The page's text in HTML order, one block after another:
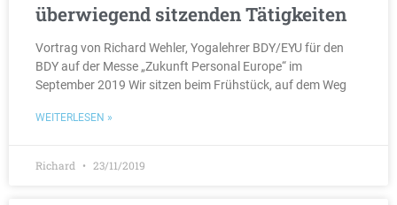
überwiegend sitzenden Tätigkeiten
Vortrag von Richard Wehler, Yogalehrer BDY/EYU für den
BDY auf der Messe „Zukunft Personal Europe“ im
September 2019 Wir sitzen beim Frühstück, auf dem Weg
WEITERLESEN »
Richard 23/11/2019